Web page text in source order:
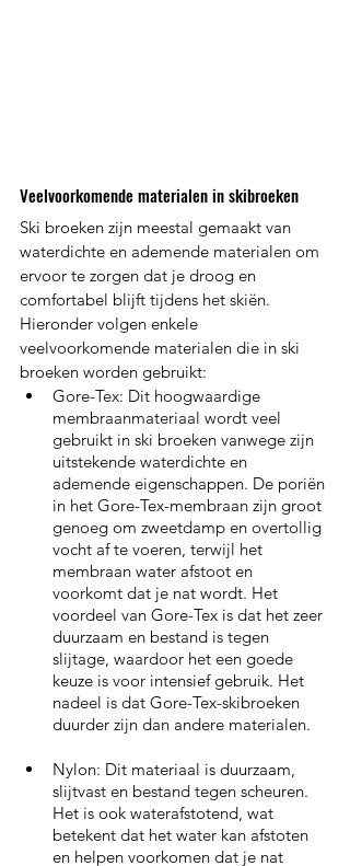
Veelvoorkomende materialen in skibroeken
Ski broeken zijn meestal gemaakt van
waterdichte en ademende materialen om
ervoor te zorgen dat je droog en
comfortabel blijft tijdens het skiën.
Hieronder volgen enkele
veelvoorkomende materialen die in ski
broeken worden gebruikt:
Gore-Tex: Dit hoogwaardige
membraanmateriaal wordt veel
gebruikt in ski broeken vanwege zijn
uitstekende waterdichte en
ademende eigenschappen. De poriën
in het Gore-Tex-membraan zijn groot
genoeg om zweetdamp en overtollig
vocht af te voeren, terwijl het
membraan water afstoot en
voorkomt dat je nat wordt. Het
voordeel van Gore-Tex is dat het zeer
duurzaam en bestand is tegen
slijtage, waardoor het een goede
keuze is voor intensief gebruik. Het
nadeel is dat Gore-Tex-skibroeken
duurder zijn dan andere materialen.
Nylon: Dit materiaal is duurzaam,
slijtvast en bestand tegen scheuren.
Het is ook waterafstotend, wat
betekent dat het water kan afstoten
en helpen voorkomen dat je nat